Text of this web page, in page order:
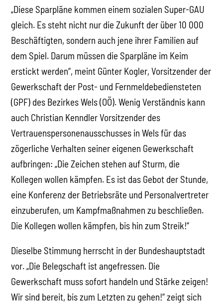
„Diese Sparpläne kommen einem sozialen Super-GAU
gleich. Es steht nicht nur die Zukunft der über 10 000
Beschäftigten, sondern auch jene ihrer Familien auf
dem Spiel. Darum müssen die Sparpläne im Keim
erstickt werden“, meint Günter Kogler, Vorsitzender der
Gewerkschaft der Post- und Fernmeldebediensteten
(GPF) des Bezirkes Wels (OÖ). Wenig Verständnis kann
auch Christian Kenndler Vorsitzender des
Vertrauenspersonenausschusses in Wels für das
zögerliche Verhalten seiner eigenen Gewerkschaft
aufbringen: „Die Zeichen stehen auf Sturm, die
Kollegen wollen kämpfen. Es ist das Gebot der Stunde,
eine Konferenz der Betriebsräte und Personalvertreter
einzuberufen, um Kampfmaßnahmen zu beschließen.
Die Kollegen wollen kämpfen, bis hin zum Streik!“
Dieselbe Stimmung herrscht in der Bundeshauptstadt
vor. „Die Belegschaft ist angefressen. Die
Gewerkschaft muss sofort handeln und Stärke zeigen!
Wir sind bereit, bis zum Letzten zu gehen!“ zeigt sich